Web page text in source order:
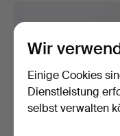
Wir
Einige Cookies
Dienstleistung
selbst verwalten